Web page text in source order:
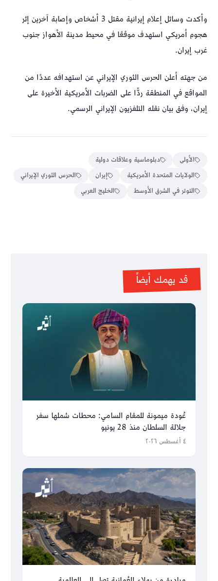
وأكدت وسائل إعلام إيرانية مقتل 3 أشخاص وإصابة آخرين إثر
هجوم أمريكي استهدف موقعًا في محيط مدينة الأهواز جنوب
غرب إيران.
من جهته أعلن الحرس الثوري الإيراني عن استهدافه عددًا من
المواقع في المنطقة ردًّا على الضربات الأمريكية الأخيرة على
إيران، وفق بيان نقله التلفزيون الإيراني الرسمي.
الأولى
دبلوماسية وعلاقات دولية
الولايات المتحدة الأمريكية
إيران
الحرس الثوري الإيراني
التوتر في الشرق الأوسط
الخليج العربي
قد يهمك أيضاً
عُودة ميمونة للمقام السامي: محطات شملها سفر
جلالة السلطان منذ 28 يونيو
٤ أغسطس ٢٠٢٦